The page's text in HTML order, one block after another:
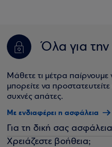
Όλα για
Μάθετε τι μέτρα
μπορείτε να προστατευτείτε
συχνές απάτες.
Με ενδιαφέρει η ασφάλεια
Για τη δική σας ασφάλεια
Χρειάζεστε βοήθεια;